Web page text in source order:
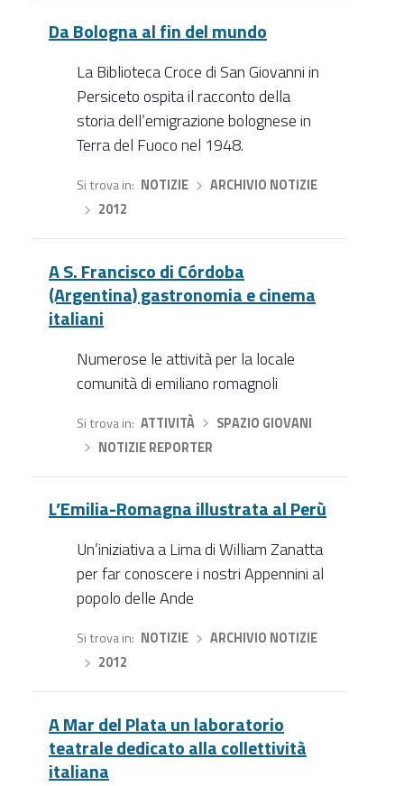
Da Bologna al fin del mundo
La Biblioteca Croce di San Giovanni in
Persiceto ospita il racconto della
storia dell’emigrazione bolognese in
Terra del Fuoco nel 1948.
Si trova in NOTIZIE›
ARCHIVIO NOTIZIE
2012
A S. Francisco di Córdoba
(Argentina) gastronomia e cinema
italiani
Numerose le attività per la locale
comunità di emiliano romagnoli
Si trova in ATTIVITÀ›
SPAZIO GIOVANI
NOTIZIE REPORTER
L’Emilia-Romagna illustrata al Perù
Un’iniziativa a Lima di William Zanatta
per far conoscere i nostri Appennini al
popolo delle Ande
Si trova in NOTIZIE›
ARCHIVIO NOTIZIE
2012
A Mar del Plata un laboratorio
teatrale dedicato alla collettività
italiana